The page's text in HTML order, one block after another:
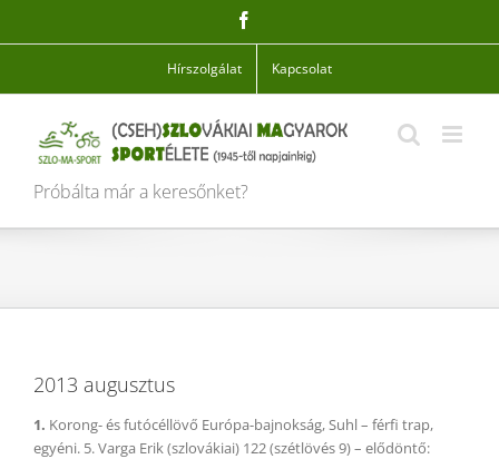
Hírszolgálat Kapcsolat
Próbálta már a keresőnket?
2013 augusztus
1. Korong- és futócéllövő Európa-bajnokság, Suhl – férfi trap,
egyéni. 5. Varga Erik (szlovákiai) 122 (szétlövés 9) – elődöntő: